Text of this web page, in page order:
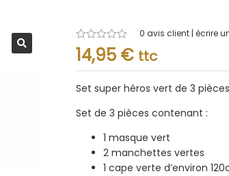
Note
0.001
0 avis client | écrire
14,95 € ttc
Set super héros vert de 3
Set de 3 pièces contenant :
1 masque vert
2 manchettes vertes
1 cape verte d’environ